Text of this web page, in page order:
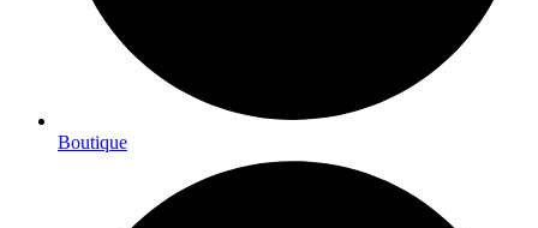
Boutique